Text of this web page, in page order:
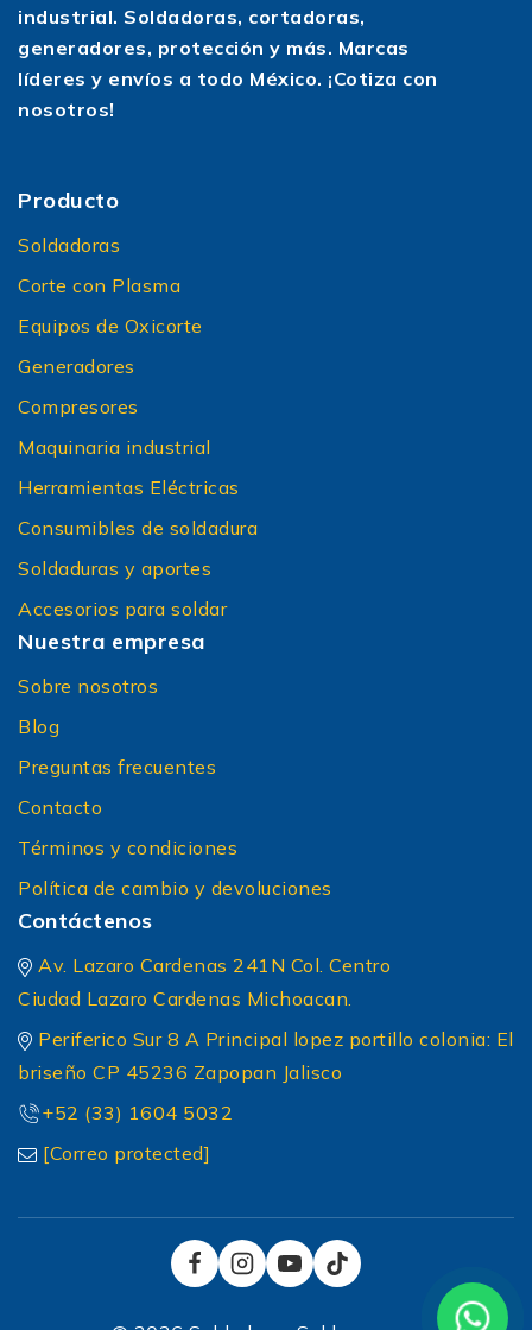
industrial. Soldadoras, cortadoras,
generadores, protección y más. Marcas
líderes y envíos a todo México. ¡Cotiza con
nosotros!
Producto
Soldadoras
Corte con Plasma
Equipos de Oxicorte
Generadores
Compresores
Maquinaria industrial
Herramientas Eléctricas
Consumibles de soldadura
Soldaduras y aportes
Accesorios para soldar
Nuestra empresa
Sobre nosotros
Blog
Preguntas frecuentes
Contacto
Términos y condiciones
Política de cambio y devoluciones
Contáctenos
Av. Lazaro Cardenas 241N Col. Centro
Ciudad Lazaro Cardenas Michoacan.
Periferico Sur 8 A Principal lopez portillo colonia: El
briseño CP 45236 Zapopan Jalisco
+52 (33) 1604 5032
[Correo protected]